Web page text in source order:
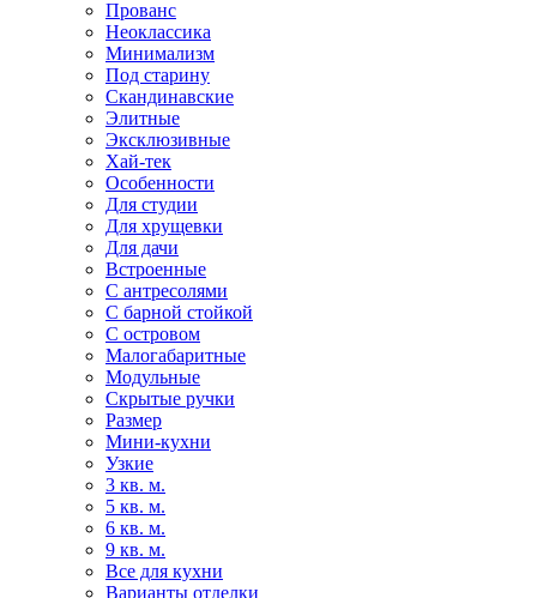
Прованс
Неоклассика
Минимализм
Под старину
Скандинавские
Элитные
Эксклюзивные
Хай-тек
Особенности
Для студии
Для хрущевки
Для дачи
Встроенные
С антресолями
С барной стойкой
С островом
Малогабаритные
Модульные
Скрытые ручки
Размер
Мини-кухни
Узкие
3 кв. м.
5 кв. м.
6 кв. м.
9 кв. м.
Все для кухни
Варианты отделки